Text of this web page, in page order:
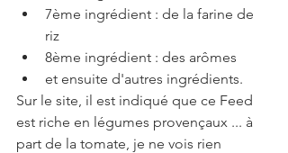
7ème ingrédient : de la farine de
riz
8ème ingrédient : des arômes
et ensuite d'autres ingrédients.
Sur le site, il est indiqué que ce Feed
est riche en légumes provençaux ... à
part de la tomate, je ne vois rien